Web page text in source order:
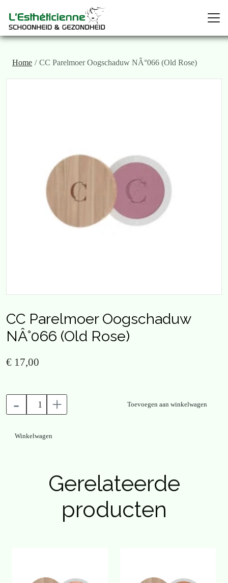
Home CC Parelmoer Oogschaduw NÂ°066 (Old Rose)
CC Parelmoer Oogschaduw
NÂ°066 (Old Rose)
€ 17,00
- + Toevoegen aan winkelwagen
Winkelwagen
Gerelateerde
producten